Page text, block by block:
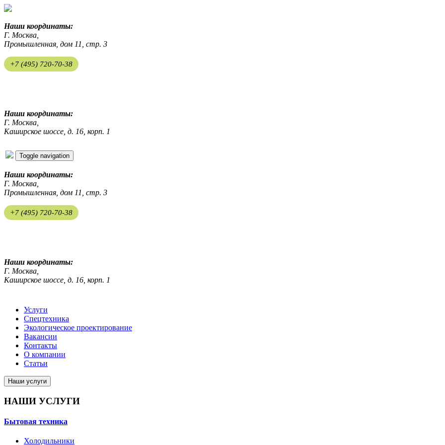
Наши координаты:
Г. Москва,
Промышленная, дом 11, стр. 3
+7 (495) 720-70-38
Наши координаты:
Г. Москва,
Каширское шоссе, д. 16, корп. 1
Toggle navigation
Наши координаты:
Г. Москва,
Промышленная, дом 11, стр. 3
+7 (495) 720-70-38
Наши координаты:
Г. Москва,
Каширское шоссе, д. 16, корп. 1
Услуги
Спецтехника
Экологическое проектирование
Вакансии
Контакты
О компании
Статьи
Наши услуги
НАШИ УСЛУГИ
Бытовая техника
Холодильники